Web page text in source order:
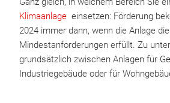
Klimaanlage einsetzen: Förderung
2024 immer dann, wenn die Anlage
Mindestanforderungen erfüllt. Zu
grundsätzlich zwischen Anlagen für
Industriegebäude oder für